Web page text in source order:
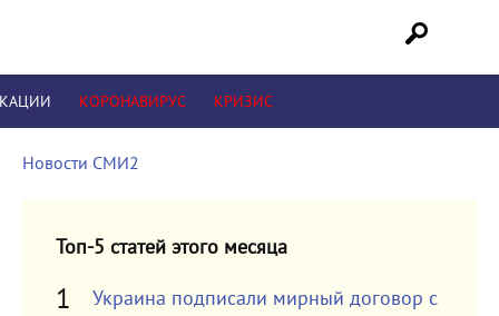
КОРОНАВИРУС КРИЗИС
Новости СМИ2
Топ-5 статей этого месяца
Украина подписали мирный договор с